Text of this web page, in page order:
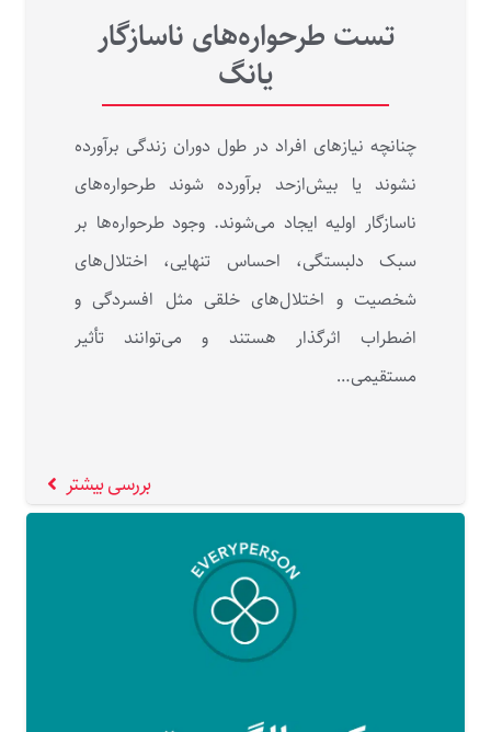
تست طرحواره‌های ناسازگار
یانگ
چنانچه نیازهای افراد در طول دوران زندگی برآورده
نشوند یا بیش‌ازحد برآورده شوند طرحواره‌های
ناسازگار اولیه ایجاد می‌شوند. وجود طرحواره‌ها بر
سبک دلبستگی، احساس تنهایی، اختلال‌های
شخصیت و اختلال‌های خلقی مثل افسردگی و
اضطراب اثرگذار هستند و می‌توانند تأثیر
مستقیمی…
بررسی بیشتر